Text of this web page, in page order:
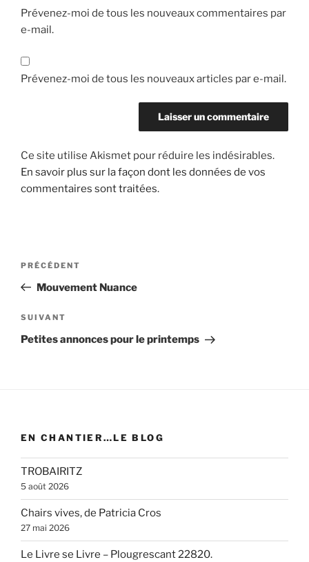
Prévenez-moi de tous les nouveaux commentaires par
e-mail.
Prévenez-moi de tous les nouveaux articles par e-mail.
Ce site utilise Akismet pour réduire les indésirables.
En savoir plus sur la façon dont les données de vos
commentaires sont traitées.
Navigation
l’article
Article
précédent
PRÉCÉDENT
Mouvement Nuance
Article
suivant
SUIVANT
Petites annonces pour le printemps
EN CHANTIER…LE BLOG
TROBAIRITZ
5 août 2026
Chairs vives, de Patricia Cros
27 mai 2026
Le Livre se Livre – Plougrescant 22820.